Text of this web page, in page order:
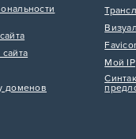
доменов
Мой IP